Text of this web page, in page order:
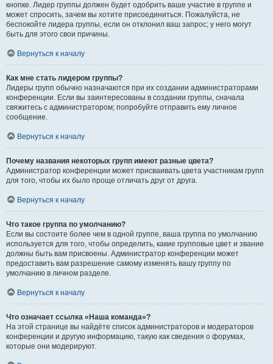
кнопке. Лидер группы должен будет одобрить ваше участие в группе и
может спросить, зачем вы хотите присоединиться. Пожалуйста, не
беспокойте лидера группы, если он отклонил ваш запрос; у него могут
быть для этого свои причины.
Вернуться к началу
Как мне стать лидером группы?
Лидеры групп обычно назначаются при их создании администраторами
конференции. Если вы заинтересованы в создании группы, сначала
свяжитесь с администратором; попробуйте отправить ему личное
сообщение.
Вернуться к началу
Почему названия некоторых групп имеют разные цвета?
Администратор конференции может присваивать цвета участникам групп
для того, чтобы их было проще отличать друг от друга.
Вернуться к началу
Что такое группа по умолчанию?
Если вы состоите более чем в одной группе, ваша группа по умолчанию
используется для того, чтобы определить, какие групповые цвет и звание
должны быть вам присвоены. Администратор конференции может
предоставить вам разрешение самому изменять вашу группу по
умолчанию в личном разделе.
Вернуться к началу
Что означает ссылка «Наша команда»?
На этой странице вы найдёте список администраторов и модераторов
конференции и другую информацию, такую как сведения о форумах,
которые они модерируют.